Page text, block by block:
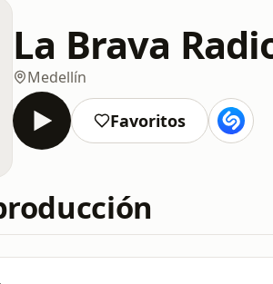
La Brava
Medellín
Favoritos